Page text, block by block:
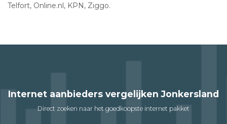
Telfort, Online.nl, KPN, Ziggo.
Internet aanbieders vergelijken Jonkersland
Direct zoeken naar het goedkoopste internet pakket